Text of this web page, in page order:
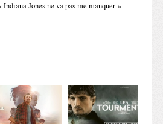
Jones ne va pas me manquer »